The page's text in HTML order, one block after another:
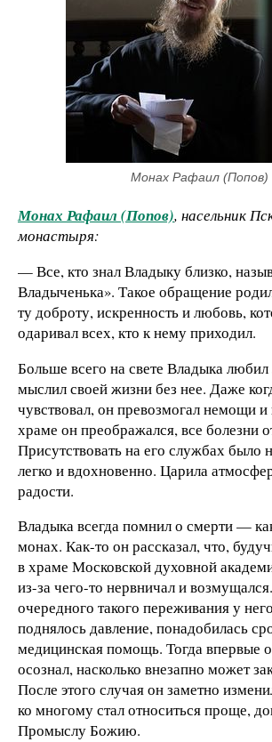
Монах Рафаил (Попов)
Монах Рафаил (Попов), насельник
монастыря:
— Все, кто знал Владыку близко,
Владыченька». Такое обращение
ту доброту, искренность и любовь,
одаривал всех, кто к нему приходил.
Больше всего на свете Владыка
мыслил своей жизни без нее. Даже
чувствовал, он превозмогал немощи
храме он преображался, все болезни
Присутствовать на его службах было
легко и вдохновенно. Царила
радости.
Владыка всегда помнил о смерти —
монах. Как-то он рассказал, что,
в храме Московской духовной
из-за чего-то нервничал и
очередного такого переживания у
поднялось давление, понадобилась
медицинская помощь. Тогда впервые
осознал, насколько внезапно может
После этого случая он заметно
ко многому стал относиться проще,
Промыслу Божию.